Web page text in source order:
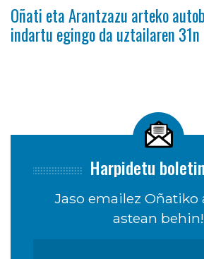
Oñati eta Arantzazu arteko
indartu egingo da uztailaren 31n
Harpidetu
Jaso emailez Oñatiko
astean behin!